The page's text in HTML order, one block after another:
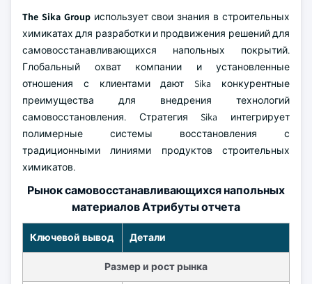
The Sika Groupиспользует свои знания в строительных
химикатах для разработки и продвижения решений для
самовосстанавливающихся напольных покрытий.
Глобальный охват компании и установленные
отношения с клиентами дают Sika конкурентные
преимущества для внедрения технологий
самовосстановления. Стратегия Sika интегрирует
полимерные системы восстановления с
традиционными линиями продуктов строительных
химикатов.
Рынок самовосстанавливающихся напольных
материалов Атрибуты отчета
Ключевой вывод Детали
Размер и рост рынка